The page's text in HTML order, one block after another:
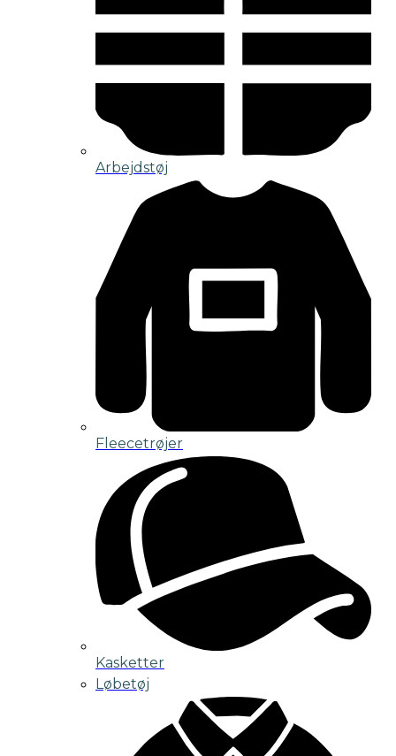
Arbejdstøj
Fleecetrøjer
Kasketter
Løbetøj